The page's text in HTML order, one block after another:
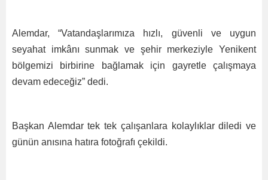
Alemdar, “Vatandaşlarımıza hızlı, güvenli ve uygun
seyahat imkânı sunmak ve şehir merkeziyle Yenikent
bölgemizi birbirine bağlamak için gayretle çalışmaya
devam edeceğiz” dedi.
Başkan Alemdar tek tek çalışanlara kolaylıklar diledi ve
günün anısına hatıra fotoğrafı çekildi.